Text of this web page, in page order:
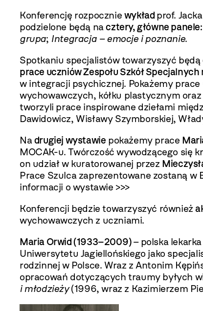
Konferencję rozpocznie wykład prof.
podzielone będą nacztery, główne panele:
grupa; Integracja – emocje i poznanie.
Spotkaniu specjalistów towarzyszyć będą
prace uczniów Zespołu Szkół Specjalnych
w integracji psychicznej. Pokażemy
wychowawczych, kółku plastycznym
tworzyli prace inspirowane dziełami
Dawidowicz, Wisławy Szymborskiej,
Nadrugiej wystawie pokażemy prace
MOCAK-u. Twórczość wywodzącego się
on udział w kuratorowanej przez
Prace Szulca zaprezentowane zostaną w
informacji o wystawie >>>
Konferencji będzie towarzyszyć również
wychowawczych z uczniami.
Maria Orwid (1933–2009)– polska
Uniwersytetu Jagiellońskiego jako
rodzinnej w Polsce. Wraz z Antonim
opracowań dotyczących traumy byłych
i młodzieży(1996, wraz z Kazimierzem